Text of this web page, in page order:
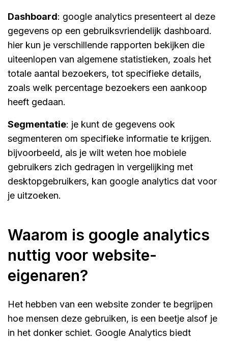
dashboard: google analytics presenteert al deze
gegevens op een gebruiksvriendelijk dashboard.
hier kun je verschillende rapporten bekijken die
uiteenlopen van algemene statistieken, zoals het
totale aantal bezoekers, tot specifieke details,
zoals welk percentage bezoekers een aankoop
heeft gedaan.
segmentatie: je kunt de gegevens ook
segmenteren om specifieke informatie te krijgen.
bijvoorbeeld, als je wilt weten hoe mobiele
gebruikers zich gedragen in vergelijking met
desktopgebruikers, kan google analytics dat voor
je uitzoeken.
waarom is google analytics
nuttig voor website-
eigenaren?
Het hebben van een website zonder te begrijpen
hoe mensen deze gebruiken, is een beetje alsof je
in het donker schiet. Google Analytics biedt